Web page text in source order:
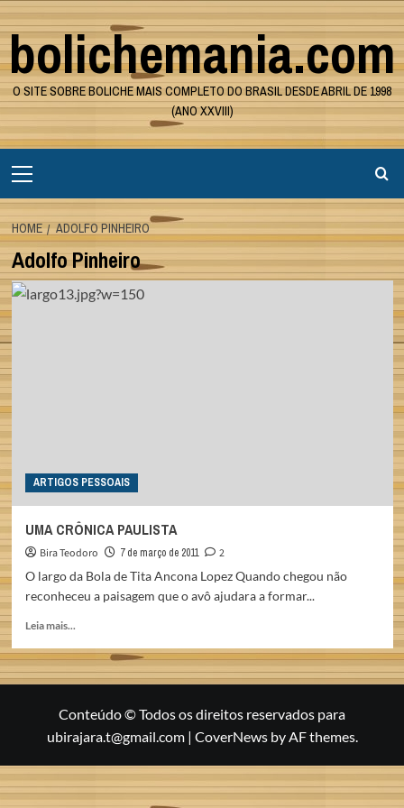
Skip
to
content
bolichemania.com
O SITE SOBRE BOLICHE MAIS COMPLETO DO BRASIL DESDE ABRIL DE 1998
(ANO XXVIII)
Menu
HOME ADOLFO PINHEIRO
Adolfo Pinheiro
ARTIGOS PESSOAIS
UMA CRÔNICA PAULISTA
Bira Teodoro 7 de março de 2011
2
O largo da Bola de Tita Ancona Lopez Quando chegou não
reconheceu a paisagem que o avô ajudara a formar...
Leia mais...
about
UMA
PAULISTA
Conteúdo © Todos os direitos reservados para
ubirajara.t@gmail.com | CoverNewsby AF themes.